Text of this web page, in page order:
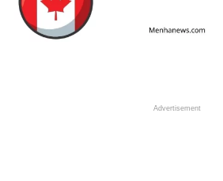
Advertisement